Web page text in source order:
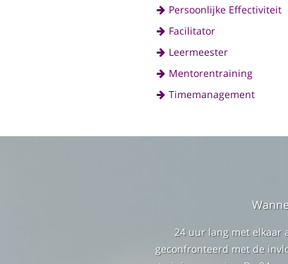
Persoonlijke Effectiviteit
Facilitator
Leermeester
Mentorentraining
Timemanagement
24 uur lang met elkaar
geconfronteerd met de